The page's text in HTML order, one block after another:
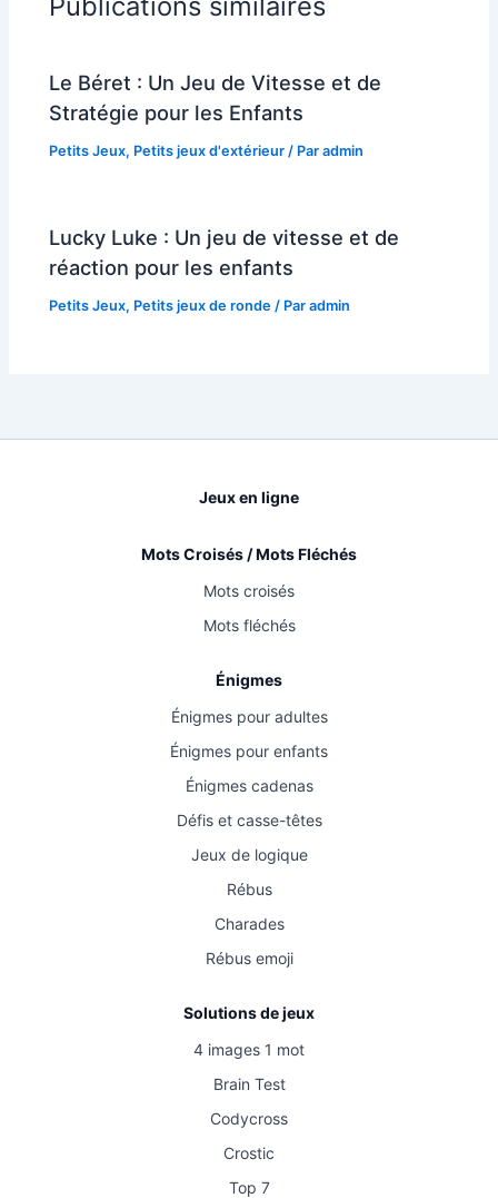
Le Béret : Un Jeu de Vitesse et de
Stratégie pour les Enfants
Petits Jeux, Petits jeux d'extérieur / Paradmin
Lucky Luke : Un jeu de vitesse et de
réaction pour les enfants
Petits Jeux, Petits jeux de ronde / Paradmin
Jeux en ligne
Mots Croisés / Mots Fléchés
Mots croisés
Mots fléchés
Énigmes
Énigmes pour adultes
Énigmes pour enfants
Énigmes cadenas
Défis et casse-têtes
Jeux de logique
Rébus
Charades
Rébus emoji
Solutions de jeux
4 images 1 mot
Brain Test
Codycross
Crostic
Top 7